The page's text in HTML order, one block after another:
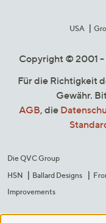
USA
Copyright © 2001 -
Für die Richtigkeit
Gewähr.
AGB, die
Die QVC Group
HSN
Ballard Designs
Improvements